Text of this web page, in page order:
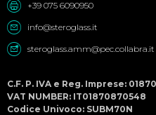
+39 075 6090950
info@steroglass.it
steroglass.amm@pec.collabra.it
C.F. P. IVA e Reg. Imprese:
VAT NUMBER: IT01870870548
Codice Univoco: SUBM70N